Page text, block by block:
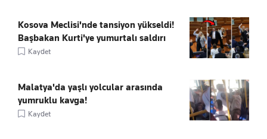
Kosova Meclisi'nde tansiyon yükseldi!
Başbakan Kurti'ye yumurtalı saldırı
Kaydet
Malatya'da yaşlı yolcular arasında
yumruklu kavga!
Kaydet